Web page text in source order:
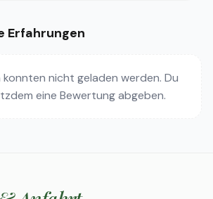
Erfahrungen
nicht geladen werden. Du
eine Bewertung abgeben.